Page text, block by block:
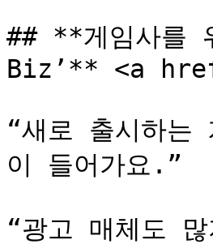
## **게임사를
Biz’** <a
“새로 출시하는
이 들어가요.”
“광고 매체도